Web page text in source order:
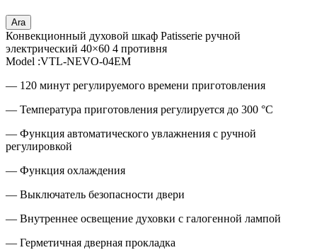
Ara
Конвекционный духовой шкаф Patisserie ручной
электрический 40×60 4 противня
Model :VTL-NEVO-04EM
— 120 минут регулируемого времени приготовления
— Температура приготовления регулируется до 300 °C
— Функция автоматического увлажнения с ручной
регулировкой
— Функция охлаждения
— Выключатель безопасности двери
— Внутреннее освещение духовки с галогенной лампой
— Герметичная дверная прокладка